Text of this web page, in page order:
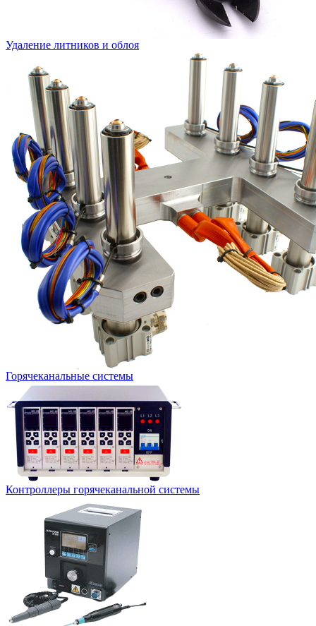
Удаление литников и облоя
Горячеканальные системы
Контроллеры горячеканальной системы